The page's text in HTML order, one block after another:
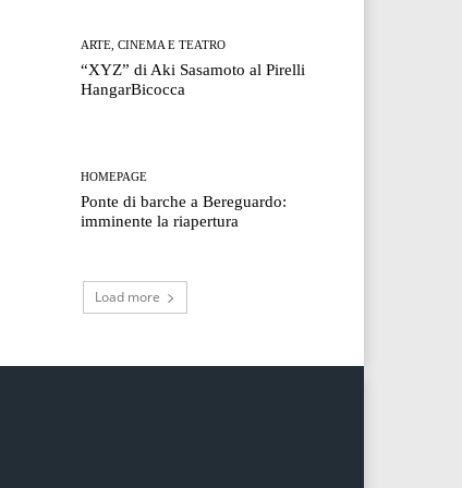
ARTE, CINEMA E TEATRO
“XYZ” di Aki Sasamoto al Pirelli
HangarBicocca
HOMEPAGE
Ponte di barche a Bereguardo:
imminente la riapertura
Load more